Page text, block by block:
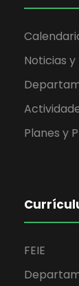
Noticias
Planes y
FEIE